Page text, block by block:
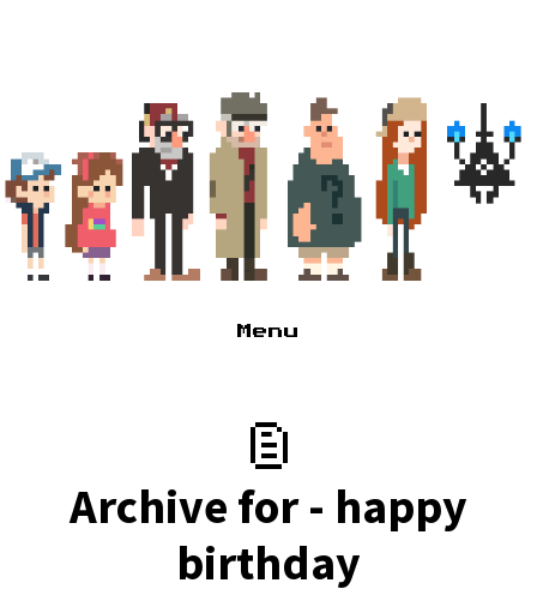
Menu
Туда сюда, там сям
Псссс парень
Archive for - happy
birthday